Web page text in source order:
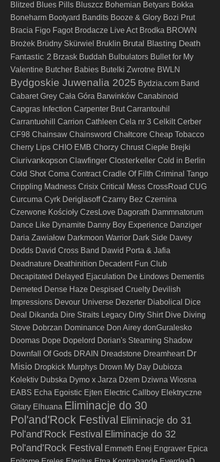
Blitzed Blues Pills Bluszcz Bohemian Betyars Bokka
Boneharm Bootyard Bandits Booze & Glory Bozi Prut
Bracia Figo Fagot Brodacze Live Act Brodka BROWN
Brożek Brüdny Skürwiel Bruklin Brutal Blasting Death
Fantastic 2 Brzask Buddah Bulbulators Bullet for My
Valentine Butcher Babies Butelki Zwrotne BWLN
Bydgoskie Juwenalia 2025 Bydzia.com Band
Cabaret Grey Cała Góra Barwinków Canabinoid
Capgras Infection Carpenter Brut Carrantouhil
Carrantuohill
Carrion Cathleen Cela nr 3 Celkilt Cerber
CF98 Chainsaw Chainsword Chałtcore Cheap Tobacco
Cherry Lips CHIO EMB Chorzy Chrust Ciepłe Brejki
Ciurivankopson Clawfinger Closterkeller Cold in Berlin
Cold Shot Coma Contract Cradle Of Filth Criminal Tango
Crippling Madness Crisix Critical Mess CrossRoad CUG
Curcuma Cyrk Deriglasoff Czarny Bez Czernina
Czerwone Kościoły CzesLove Dagorath Dammnatorum
Dance Like Dynamite Danny Boy Experience Danziger
Daria Zawiałow Darkmoon Warrior Dark Side Davey
Dodds David Cross Band Dawid Porta & Jafia
Deadnature Deathinition Decadent Fun Club
Decapitated Delayed Ejaculation De Łindows Dementis
Demeted Dense Haze Despised Cruelty Devilish
Impressions Devour Universe Dezerter Diabolical
Dice
Deal
Dikanda Dire Straits Legacy Dirty Shirt Dive Diving
Stove Dobrzan Dominance Don Airey donGuralesko
Doomas Dope Dopelord Dorian's Steaming Shadow
Downfall Of Gods DRAIN Dreadstone Dreamheart Dr
Misio Dropkick Murphys Drown My Day Dubioza
Kolektiv Dubska Dymo x Jarza Dżem Dziwna Wiosna
EABS Echa Egoistic Ejten Electric Callboy Elektryczne
Gitary Elhuana Eliminacje do 30
Pol'and'Rock Festival Eliminacje do 31
Pol'and'Rock Festival Eliminacje do 32
Pol'and'Rock Festival Emmeth Enej Engraver Epica